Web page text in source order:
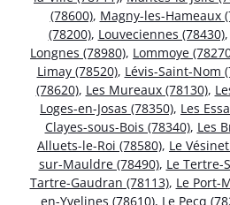
(78600), Magny-les-Hameaux
(78200), Louveciennes (78430),
Longnes (78980), Lommoye
Limay (78520), Lévis-Saint-Nom
(78620), Les Mureaux (78130),
Loges-en-Josas (78350), Les
Clayes-sous-Bois (78340), Les
Alluets-le-Roi (78580), Le
sur-Mauldre (78490), Le Tertre-
Tartre-Gaudran (78113), Le Port-
en-Yvelines (78610), Le Pecq